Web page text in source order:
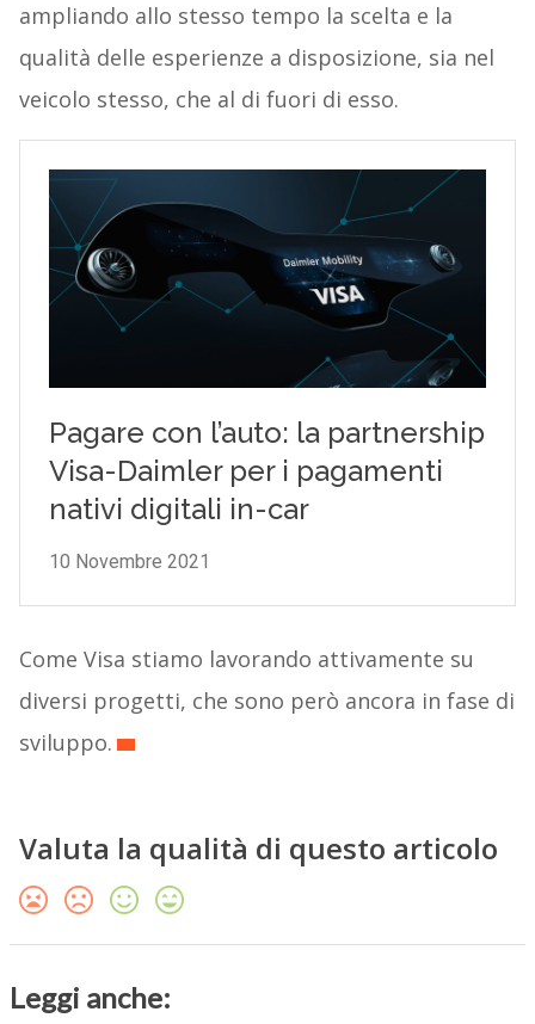
ampliando allo stesso tempo la scelta e la
qualità delle esperienze a disposizione, sia nel
veicolo stesso, che al di fuori di esso.
Come Visa stiamo lavorando attivamente su
diversi progetti, che sono però ancora in fase di
sviluppo.
Valuta la qualità di questo articolo
Leggi anche: